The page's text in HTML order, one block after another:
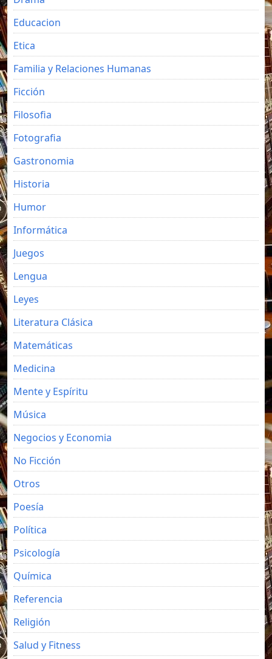
Educacion
Etica
Familia y Relaciones Humanas
Ficción
Filosofia
Fotografia
Gastronomia
Historia
Humor
Informática
Juegos
Lengua
Leyes
Literatura Clásica
Matemáticas
Medicina
Mente y Espíritu
Música
Negocios y Economia
No Ficción
Otros
Poesía
Política
Psicología
Química
Referencia
Religión
Salud y Fitness